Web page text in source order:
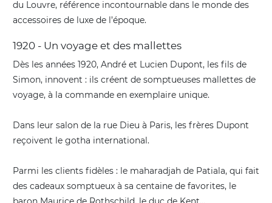
du Louvre, référence incontournable dans le monde des
accessoires de luxe de l’époque.
1920 - Un voyage et des mallettes
Dès les années 1920, André et Lucien Dupont, les fils de
Simon, innovent : ils créent de somptueuses mallettes de
voyage, à la commande en exemplaire unique.
Dans leur salon de la rue Dieu à Paris, les frères Dupont
reçoivent le gotha international.
Parmi les clients fidèles : le maharadjah de Patiala, qui fait
des cadeaux somptueux à sa centaine de favorites, le